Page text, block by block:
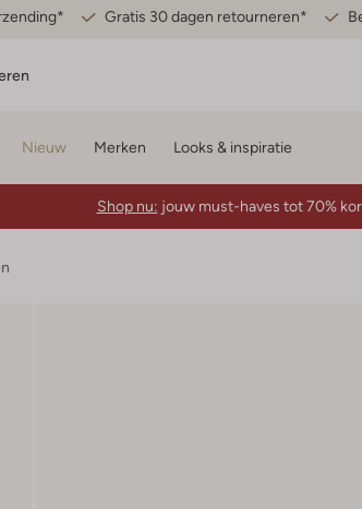
Gratis 30 dagen retourneren*
Nieuw Merken Looks & inspiratie
Shop nu: jouw must-haves tot 70%